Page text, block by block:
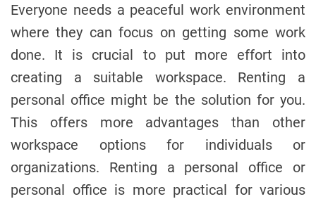
eA
t
o
D
t
Everyone needs a peaceful work environment
where they can focus on getting some work
done. It is crucial to put more effort into
creating a suitable workspace. Renting a
personal office might be the solution for you.
This offers more advantages than other
workspace options for individuals or
organizations. Renting a personal office or
personal office is more practical for various